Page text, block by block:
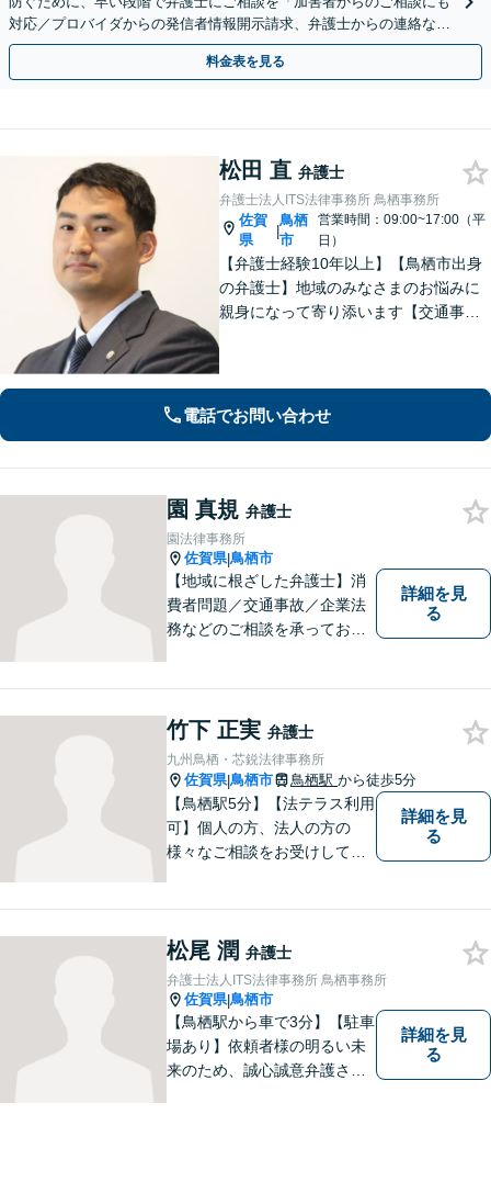
対応／プロバイダからの発信者情報開示請求、弁護士からの連絡な
ど」法人の風評被害対策にも対応【休日・夜間相談可】
料金表を見る
松田 直 弁護士
弁護士法人ITS法律事務所 鳥栖事務所
佐賀
県
|
鳥栖
市
営業時間：09:00~17:00（平
日）
【弁護士経験10年以上】【鳥栖市出身
の弁護士】地域のみなさまのお悩みに
親身になって寄り添います【交通事
ブルに対応【初回のご相談30分無料】
電話でお問い合わせ
園 真規 弁護士
園法律事務所
佐賀県|鳥栖市
【地域に根ざした弁護士】消
費者問題／交通事故／企業法
務などのご相談を承っており
けしております。まずはお気
軽にお問い合わせください。
詳細を見
る
竹下 正実 弁護士
九州鳥栖・芯鋭法律事務所
佐賀県|鳥栖市 鳥栖駅 から徒歩5分
【鳥栖駅5分】【法テラス利用
可】個人の方、法人の方の
様々なご相談をお受けしてお
案いたします。【債務整理・
残業代請求については初回面
談無料】【土日祝・夜間相談
可】
詳細を見
る
松尾 潤 弁護士
弁護士法人ITS法律事務所 鳥栖事務所
佐賀県|鳥栖市
【鳥栖駅から車で3分】【駐車
場あり】依頼者様の明るい未
来のため、誠心誠意弁護させ
詳細を見
る